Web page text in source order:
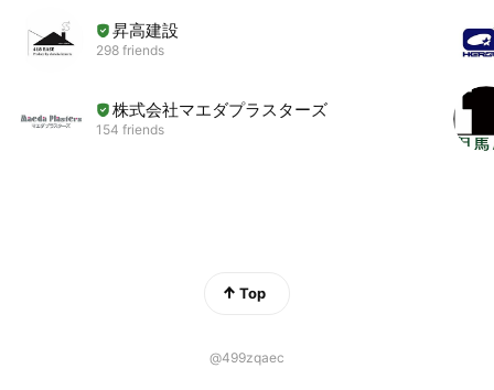
昇高建設
298 friends
株式会社マエダプラスターズ
154 friends
Top
@499zqaec